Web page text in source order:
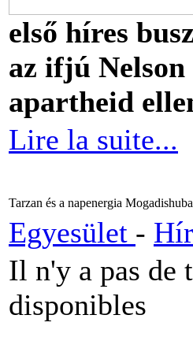
első híres
az ifjú
apartheid
Lire la suite...
Tarzan és a napenergia
Egyesület -
Il n'y a pas de
disponibles